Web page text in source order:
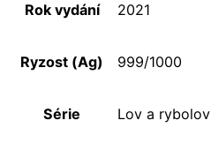
Rok vydání 2021
Ryzost (Ag) 999/1000
Série Lov a rybolov